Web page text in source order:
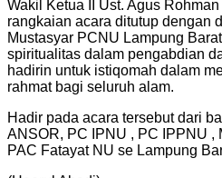
Wakil Ketua II Ust. Agus
rangkaian acara ditutup dengan
Mustasyar PCNU Lampung
spiritualitas dalam pengabdian
hadirin untuk istiqomah dalam
rahmat bagi seluruh alam.
Hadir pada acara tersebut dari
ANSOR, PC IPNU , PC IPPNU ,
PAC Fatayat NU se Lampung